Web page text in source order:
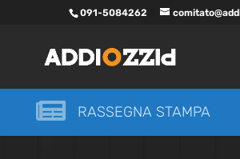
091-5084262
 RASSEGNA STAMPA